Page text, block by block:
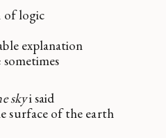
of logic
explanation
sometimes
skyi said
surface of the earth